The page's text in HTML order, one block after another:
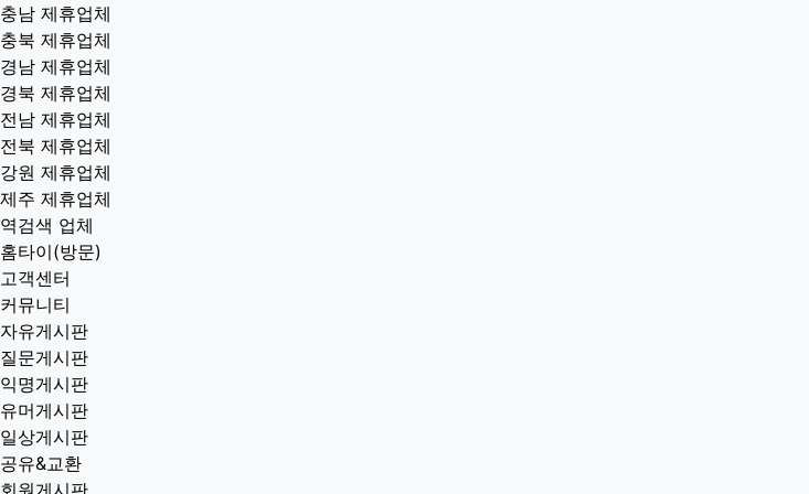
충남 제휴업체
충북 제휴업체
경남 제휴업체
경북 제휴업체
전남 제휴업체
전북 제휴업체
강원 제휴업체
제주 제휴업체
역검색 업체
홈타이(방문)
고객센터
커뮤니티
자유게시판
질문게시판
익명게시판
유머게시판
일상게시판
공유&교환
회원게시판